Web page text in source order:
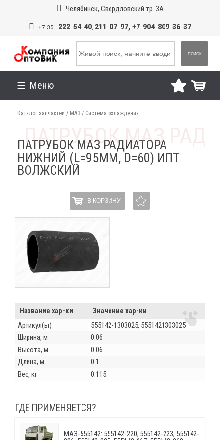
Челябинск, Свердловский тр. 3А
+7 351 222-54-40, 211-07-97, +7-904-809-36-37
ПОИСК
Меню
Каталог запчастей / МАЗ / Система охлаждения
ПАТРУБОК МАЗ РАДИАТОРА
НИЖНИЙ (L=95ММ, D=60) ИПТ
ВОЛЖСКИЙ
В КОРЗИНУ
Название хар-ки
Значение хар-ки
Артикул(ы)
555142-1303025, 5551421303025
Ширина, м
0.06
Высота, м
0.06
Длина, м
0.1
Вес, кг
0.115
ГДЕ ПРИМЕНЯЕТСЯ?
МАЗ-555142: 555142-220, 555142-223, 555142-